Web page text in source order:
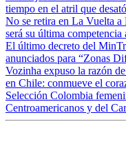
tiempo en el atril que
No se retira en La Vuelta
será su última competencia
El último decreto del
anunciados para “Zonas
Vozinha expuso la razón
en Chile: conmueve el
Selección Colombia
Centroamericanos y del